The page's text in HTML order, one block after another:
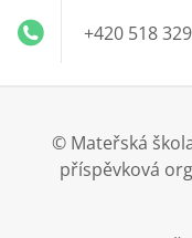
+420 518
© Mateřská
příspěvková